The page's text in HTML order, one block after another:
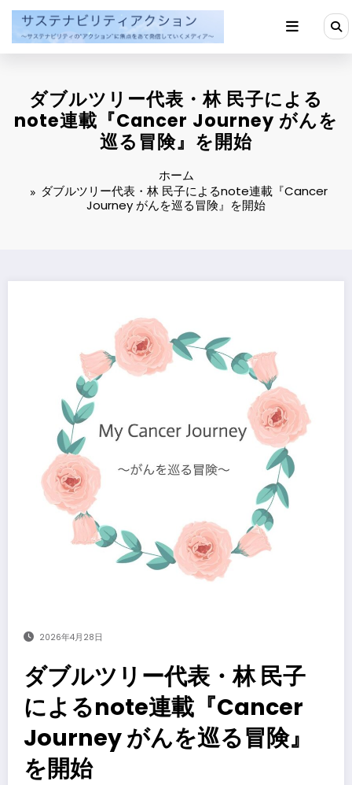
ン
ダブルツリー代表・林 民子による
note連載『Cancer Journey がんを
巡る冒険』を開始
ホーム
ダブルツリー代表・林 民子によるnote連載『Cancer
Journey がんを巡る冒険』を開始
2026年4月28日
ダブルツリー代表・林 民子
によるnote連載『Cancer
Journey がんを巡る冒険』
を開始